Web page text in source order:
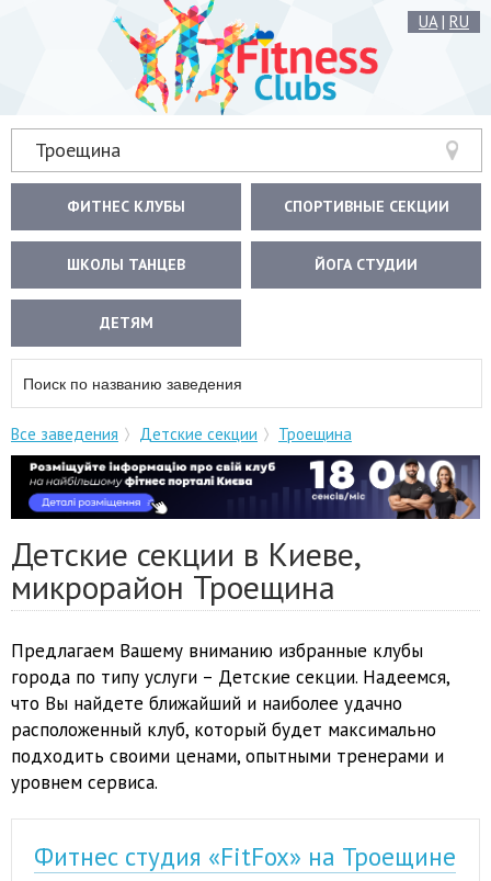
UA| RU
Троещина
ФИТНЕС КЛУБЫ СПОРТИВНЫЕ СЕКЦИИ
ШКОЛЫ ТАНЦЕВ ЙОГА СТУДИИ
ДЕТЯМ
Все заведения Детские секции Троещина
Детские секции в Киеве,
микрорайон Троещина
Предлагаем Вашему вниманию избранные клубы
города по типу услуги – Детские секции. Надеемся,
что Вы найдете ближайший и наиболее удачно
расположенный клуб, который будет максимально
подходить своими ценами, опытными тренерами и
уровнем сервиса.
Фитнес студия «FitFox» на Троещине